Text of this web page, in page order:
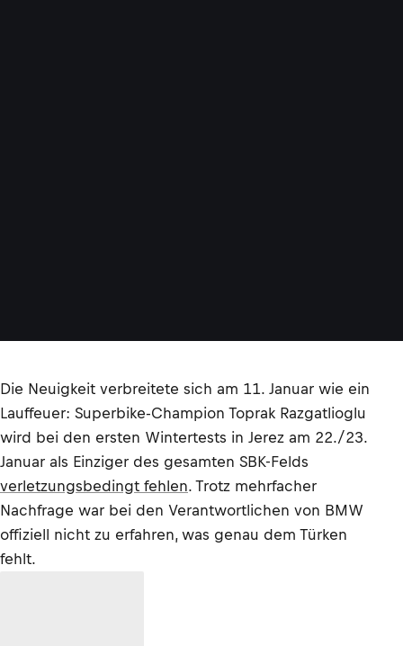
Die Neuigkeit verbreitete sich am 11. Januar wie ein
Lauffeuer: Superbike-Champion Toprak Razgatlioglu
wird bei den ersten Wintertests in Jerez am 22./23.
Januar als Einziger des gesamten SBK-Felds
verletzungsbedingt fehlen. Trotz mehrfacher
Nachfrage war bei den Verantwortlichen von BMW
offiziell nicht zu erfahren, was genau dem Türken
fehlt.